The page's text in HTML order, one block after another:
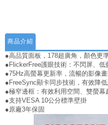
商品介紹
●高品質面板，178超廣角，顏色更
●FlickerFree護眼技術：不閃屏、
●75Hz高螢幕更新率，流暢的影像
●FreeSync顯卡同步技術，有效降
●極窄邊框：有效利用空間、雙螢幕
●支持VESA 10公分標準壁掛
●原廠3年保固